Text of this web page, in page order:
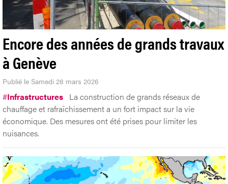
Encore des années de grands travaux
à Genève
Publié le Samedi 28 mars 2026
#Infrastructures La construction de grands réseaux de
chauffage et rafraîchissement a un fort impact sur la vie
économique. Des mesures ont été prises pour limiter les
nuisances.